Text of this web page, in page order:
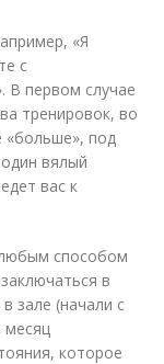
«Я
с
В первом случае
тренировок, во
под
вялый
вас к
способом
в
зале (начали с
месяц
которое